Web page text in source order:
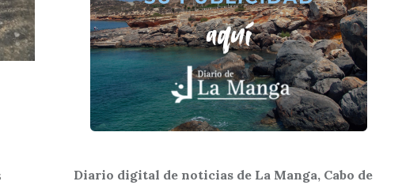
Diario digital de noticias de La Manga, Cabo de